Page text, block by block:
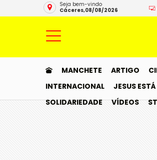
Seja bem-vindo
Cáceres,08/08/2026
MANCHETE ARTIGO
INTERNACIONAL
JESUS
SOLIDARIEDADE
VÍDEOS